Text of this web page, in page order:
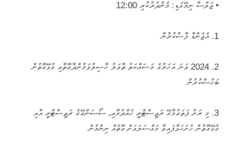
• ޖަލްސާ ނިމޭގަޑި: މެންދުރުކުރި 12:00
1. އެޖެންޑާ ފާސްކުރުން
2. 2024 ވަނަ އަހަރުގެ މަސައްކަތު ތާވަލު ހާސިލުވަމުންދާގޮތާއި ގުޅޭގޮތުން
ބަހުސްކުރުން
3. މި ރަށު ފަތަގުމާގޭ ރަޖިސްޓްރީ ހެއްދުމާއި، ސޯސަންގޭގެ ރަޖިސްޓްރީ އާއި
ގުޅޭގޮތުން ހުށަހަޅާފައިވާ މައްސަލައަށް ގޮތެއް ނިންމުން